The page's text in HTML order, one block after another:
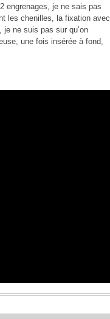
engrenages, je ne sais pas
les chenilles, la fixation avec
ne suis pas sur qu’on
une fois insérée à fond,